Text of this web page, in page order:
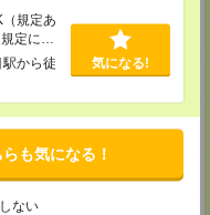
規定あ
定によ
から徒
気になる!
らも気になる！
ない